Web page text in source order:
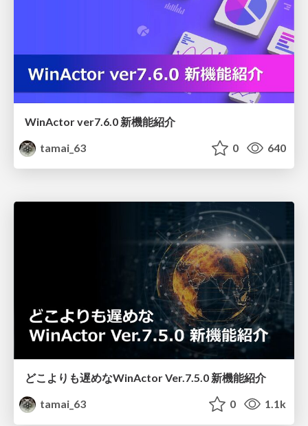
WinActor ver7.6.0 新機能紹介
tamai_63
0 640
どこよりも遅めなWinActor Ver.7.5.0 新機能紹介
tamai_63
0 1.1k